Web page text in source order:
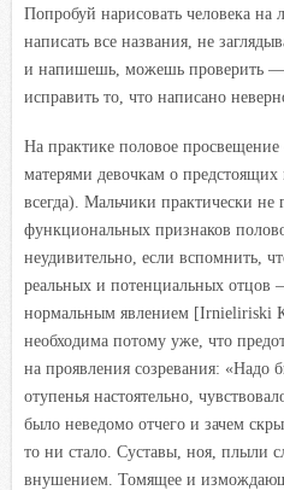
Попробуй нарисовать человека
написать все названия, не
и напишешь, можешь проверить —
исправить то, что написано
На практике половое
матерями девочкам о
всегда). Мальчики практически не
функциональных признаков
неудивительно, если вспомнить,
реальных и потенциальных
нормальным явлением [Irnieliriski
необходима потому уже, что
на проявления созревания: «Надо
отупенья настоятельно,
было неведомо отчего и зачем
то ни стало. Суставы, ноя, плыли
внушением. Томящее и